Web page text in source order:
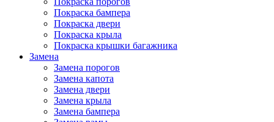
Покраска бампера
Покраска двери
Покраска крыла
Покраска крышки багажника
Замена
Замена порогов
Замена капота
Замена двери
Замена крыла
Замена бампера